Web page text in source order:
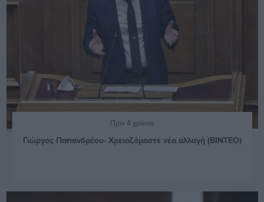
Πριν 4 χρόνια
Γιώργος Παπανδρέου- Χρειαζόμαστε νέα αλλαγή (ΒΙΝΤΕΟ)